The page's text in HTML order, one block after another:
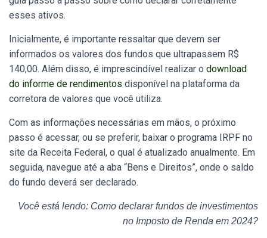
esses ativos.
Inicialmente, é importante ressaltar que devem ser
informados os valores dos fundos que ultrapassem R$
140,00. Além disso, é imprescindível realizar o download
do informe de rendimentos disponível na plataforma da
corretora de valores que você utiliza.
Com as informações necessárias em mãos, o próximo
passo é acessar, ou se preferir, baixar o programa IRPF no
site da Receita Federal, o qual é atualizado anualmente. Em
seguida, navegue até a aba “Bens e Direitos”, onde o saldo
do fundo deverá ser declarado.
Você está lendo: Como declarar fundos de investimentos
no Imposto de Renda em 2024?